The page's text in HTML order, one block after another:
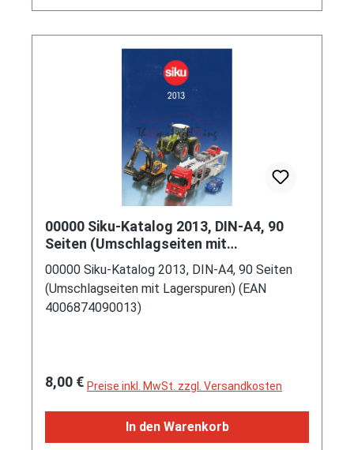
1:87, L17mpK (Schachtel grün) (EAN
4006874018376)
00000 Siku-Katalog 2013, DIN-A4, 90
Seiten (Umschlagseiten mit
Lagerspuren) (EAN 4006874090013)
00000 Siku-Katalog 2013, DIN-A4, 90 Seiten
(Umschlagseiten mit Lagerspuren) (EAN
4006874090013)
Regulärer Preis:
8,00 € Preise inkl. MwSt. zzgl. Versandkosten
In den Warenkorb